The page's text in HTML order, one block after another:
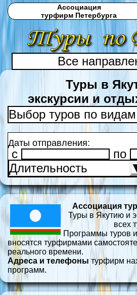
Ассоциация
турфирм Петербурга
Все
Туры в
экскурсии и
Выбор туров по видам
Даты отправления:
c
по
Длительность
Ассоциация
Туры в Якутию и
всех
Программы туров
вносятся турфирмами
реального времени.
Адреса и телефоны турфирм
программ.